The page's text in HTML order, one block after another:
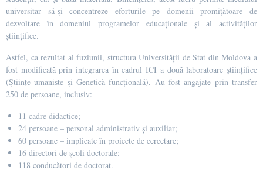
universitar să-și concentreze eforturile pe domenii promițătoare de
dezvoltare în domeniul programelor educaționale și al activităților
științifice.
Astfel, ca rezultat al fuziunii, structura Universității de Stat din Moldova a
fost modificată prin integrarea în cadrul ICI a două laboratoare științifice
(Științe umaniste și Genetică funcțională). Au fost angajate prin transfer
250 de persoane, inclusiv:
11 cadre didactice;
24 persoane – personal administrativ și auxiliar;
60 persoane – implicate în proiecte de cercetare;
16 directori de școli doctorale;
118 conducători de doctorat.